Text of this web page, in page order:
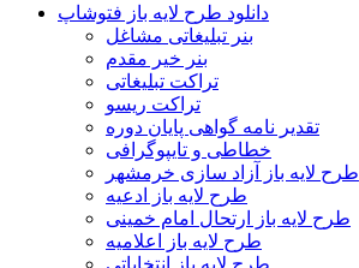
دانلود طرح لایه باز فتوشاپ
بنر تبلیغاتی مشاغل
بنر خیر مقدم
تراکت تبلیغاتی
تراکت ریسو
تقدیر نامه گواهی پایان دوره
خطاطی و تایپوگرافی
طرح لایه باز آزاد سازی خرمشهر
طرح لایه باز ادعیه
طرح لایه باز ارتحال امام خمینی
طرح لایه باز اعلامیه
طرح لایه باز انتخاباتی